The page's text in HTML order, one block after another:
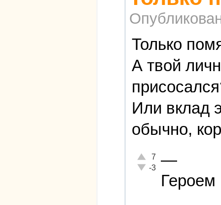
Только
А твой
Или вклад
обычно,
Отлично!
7
Неадекватно!
-3 —
Героем